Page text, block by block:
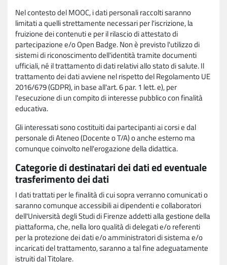
Nel contesto del MOOC, i dati personali raccolti saranno
limitati a quelli strettamente necessari per l'iscrizione, la
fruizione dei contenuti e per il rilascio di attestato di
partecipazione e/o Open Badge. Non è previsto l'utilizzo di
sistemi di riconoscimento dell'identità tramite documenti
ufficiali, né il trattamento di dati relativi allo stato di salute. Il
trattamento dei dati avviene nel rispetto del Regolamento UE
2016/679 (GDPR), in base all'art. 6 par. 1 lett. e), per
l'esecuzione di un compito di interesse pubblico con finalità
educativa.
Gli interessati sono costituiti dai partecipanti ai corsi e dal
personale di Ateneo (Docente o T/A) o anche esterno ma
comunque coinvolto nell'erogazione della didattica.
Categorie di destinatari dei dati ed eventuale
trasferimento dei dati
I dati trattati per le finalità di cui sopra verranno comunicati o
saranno comunque accessibili ai dipendenti e collaboratori
dell'Università degli Studi di Firenze addetti alla gestione della
piattaforma, che, nella loro qualità di delegati e/o referenti
per la protezione dei dati e/o amministratori di sistema e/o
incaricati del trattamento, saranno a tal fine adeguatamente
istruiti dal Titolare.